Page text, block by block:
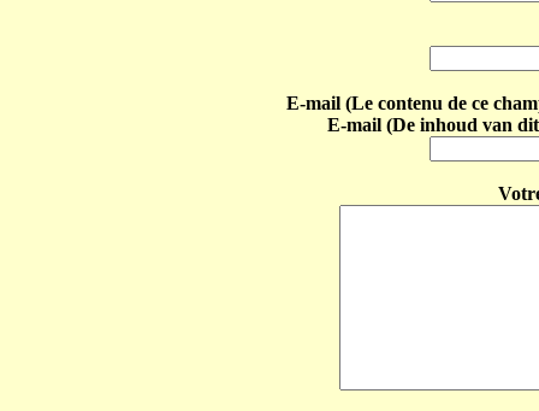
E-mail (Le contenu de ce
E-mail (De inhoud van